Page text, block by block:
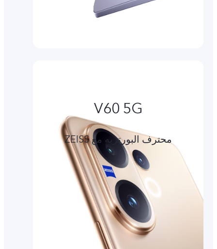
V60 5G
محترف البورتريه مع ZEISS